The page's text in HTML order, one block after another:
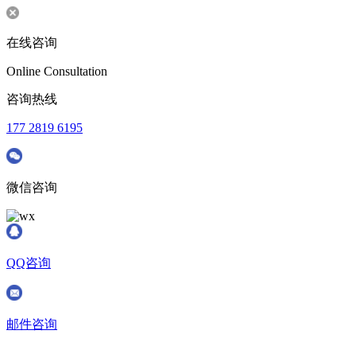
在线咨询
Online Consultation
咨询热线
177 2819 6195
微信咨询
QQ咨询
邮件咨询